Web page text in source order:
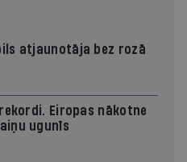
atjaunotāja bez rozā
Eiropas nākotne
ugunīs